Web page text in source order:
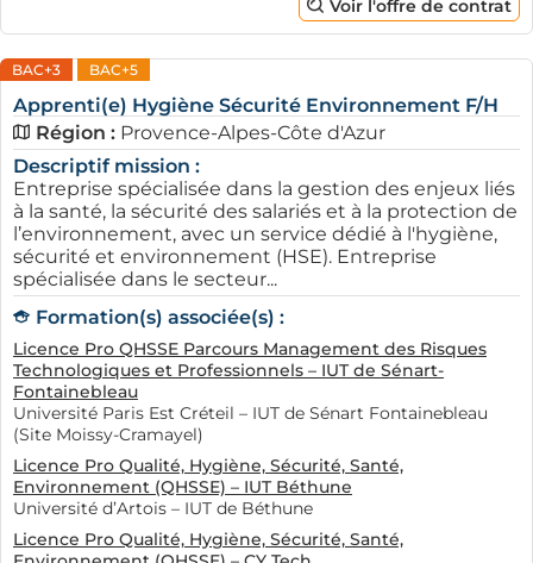
Voir l'offre de contrat
BAC+3 BAC+5
Apprenti(e) Hygiène Sécurité Environnement F/H
Région : Provence-Alpes-Côte d'Azur
Descriptif mission :
Entreprise spécialisée dans la gestion des enjeux liés
à la santé, la sécurité des salariés et à la protection de
l’environnement, avec un service dédié à l'hygiène,
sécurité et environnement (HSE). Entreprise
spécialisée dans le secteur...
Formation(s) associée(s) :
Licence Pro QHSSE Parcours Management des Risques
Technologiques et Professionnels – IUT de Sénart-
Fontainebleau
Université Paris Est Créteil – IUT de Sénart Fontainebleau
(Site Moissy-Cramayel)
Licence Pro Qualité, Hygiène, Sécurité, Santé,
Environnement (QHSSE) – IUT Béthune
Université d’Artois – IUT de Béthune
Licence Pro Qualité, Hygiène, Sécurité, Santé,